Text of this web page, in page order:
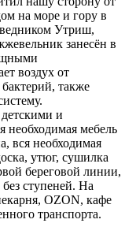
на море и гору в
Утриш,
занесён в
воздух от
также
и
мебель
вся необходимая
утюг, сушилка
береговой линии,
ступеней. На
OZON, кафе
транспорта.